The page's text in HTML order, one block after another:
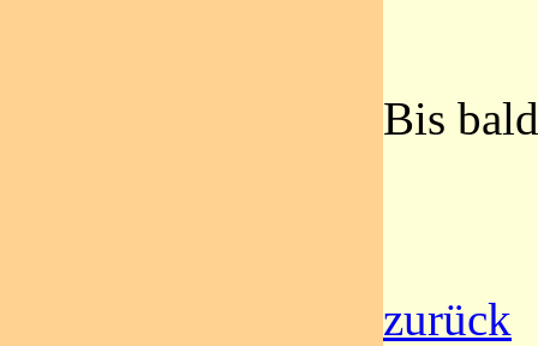
Bis
zurück